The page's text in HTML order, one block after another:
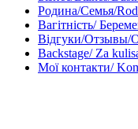
Родина/Семья/
Вагітність/
Відгуки/Отзывы/
Backstage/ Za
Мої контакти/